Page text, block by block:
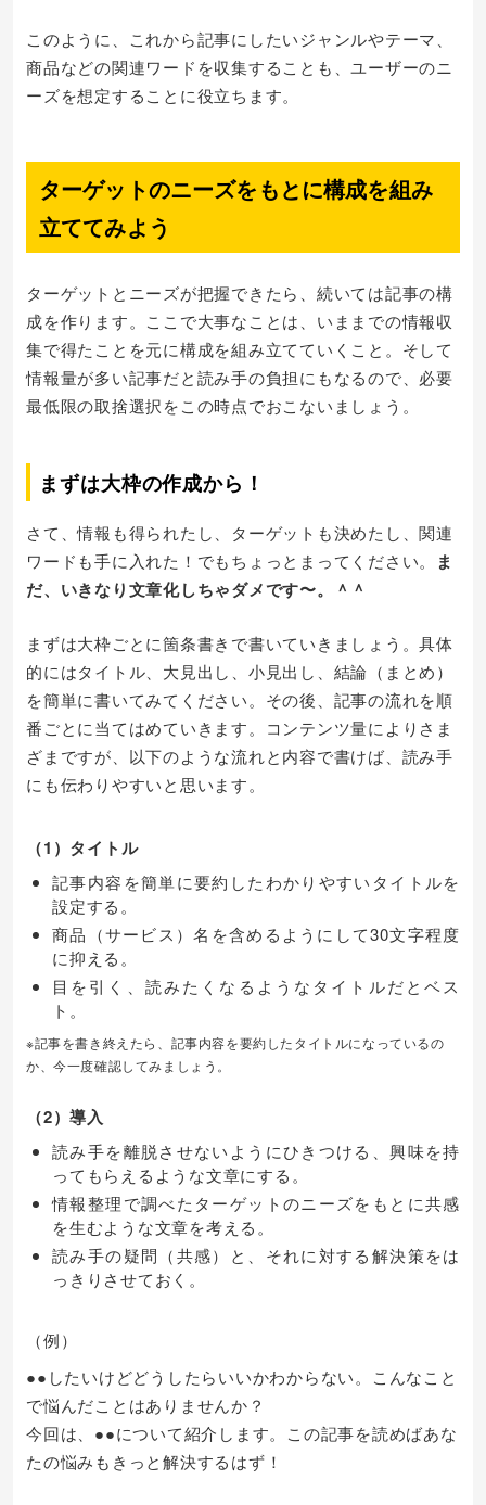
このように、これから記事にしたいジャンルやテーマ、
商品などの関連ワードを収集することも、ユーザーのニ
ーズを想定することに役立ちます。
ターゲットのニーズをもとに構成を組み
立ててみよう
ターゲットとニーズが把握できたら、続いては記事の構
成を作ります。ここで大事なことは、いままでの情報収
集で得たことを元に構成を組み立てていくこと。そして
情報量が多い記事だと読み手の負担にもなるので、必要
最低限の取捨選択をこの時点でおこないましょう。
まずは大枠の作成から！
さて、情報も得られたし、ターゲットも決めたし、関連
ワードも手に入れた！でもちょっとまってください。
ま
だ、いきなり文章化しちゃダメです〜。＾＾
まずは大枠ごとに箇条書きで書いていきましょう。具体
的にはタイトル、大見出し、小見出し、結論（まとめ）
を簡単に書いてみてください。その後、記事の流れを順
番ごとに当てはめていきます。コンテンツ量によりさま
ざまですが、以下のような流れと内容で書けば、読み手
にも伝わりやすいと思います。
（1）タイトル
記事内容を簡単に要約したわかりやすいタイトルを
設定する。
商品（サービス）名を含めるようにして30文字程度
に抑える。
目を引く、読みたくなるようなタイトルだとベス
ト。
※記事を書き終えたら、記事内容を要約したタイトルになっているの
か、今一度確認してみましょう。
（2）導入
読み手を離脱させないようにひきつける、興味を持
ってもらえるような文章にする。
情報整理で調べたターゲットのニーズをもとに共感
を生むような文章を考える。
読み手の疑問（共感）と、それに対する解決策をは
っきりさせておく。
（例）
●●したいけどどうしたらいいかわからない。こんなこと
で悩んだことはありませんか？
今回は、●●について紹介します。この記事を読めばあな
たの悩みもきっと解決するはず！